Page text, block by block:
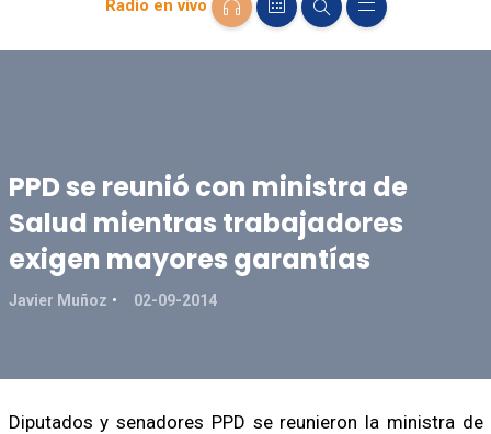
Radio en vivo
PPD se reunió con ministra de
Salud mientras trabajadores
exigen mayores garantías
Javier Muñoz 02-09-2014
Diputados y senadores PPD se reunieron la ministra de